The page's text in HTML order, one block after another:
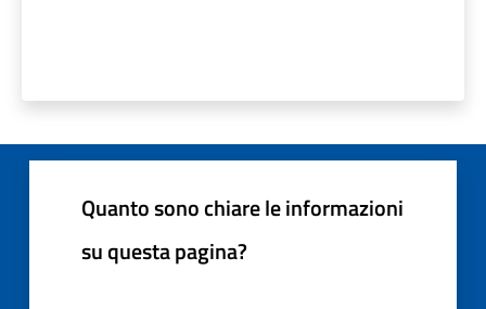
Quanto sono chiare le informazioni
su questa pagina?